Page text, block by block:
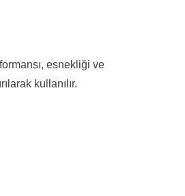
esnekliği ve
kullanılır.